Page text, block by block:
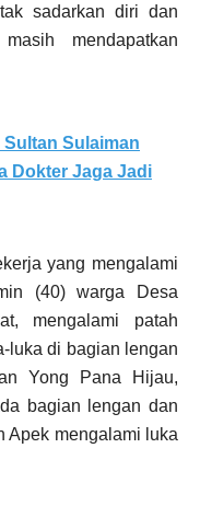
sadarkan diri dan
mendapatkan
Sultan Sulaiman
Dokter Jaga Jadi
yang mengalami
(40) warga Desa
mengalami patah
luka di bagian lengan
Yong Pana Hijau,
bagian lengan dan
Apek mengalami luka